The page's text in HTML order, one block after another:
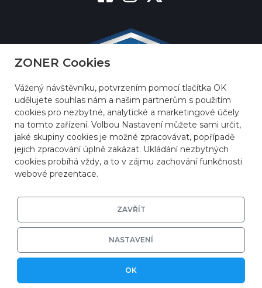
© 2026ZONER a.s.|EFRR|Ochrana soukromí
Nastavení cookies
ZONER Cookies
Vážený návštěvníku, potvrzením pomocí tlačítka OK
udělujete souhlas nám a našim partnerům s použitím
cookies pro nezbytné, analytické a marketingové účely
na tomto zařízení. Volbou Nastavení můžete sami určit,
jaké skupiny cookies je možné zpracovávat, popřípadě
jejich zpracování úplně zakázat. Ukládání nezbytných
cookies probíhá vždy, a to v zájmu zachování funkčnosti
webové prezentace.
ZAVŘÍT
NASTAVENÍ
OK